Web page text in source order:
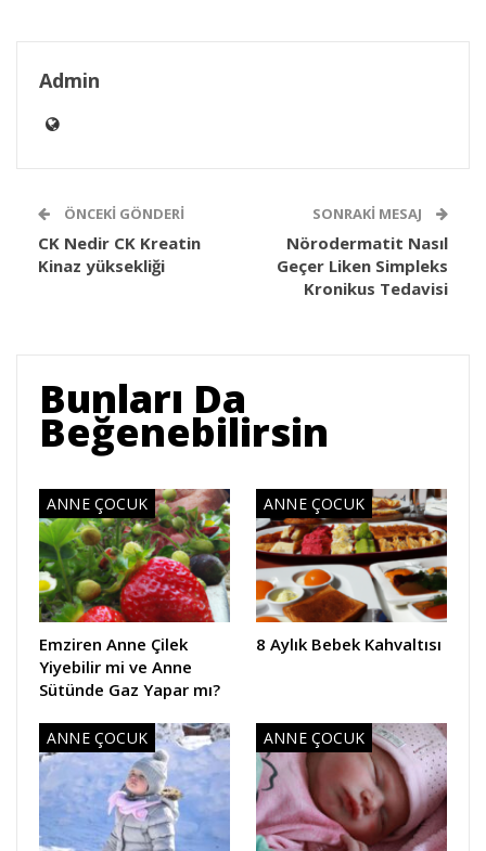
Admin
ÖNCEKI GÖNDERI
CK Nedir CK Kreatin
Kinaz yüksekliği
SONRAKI MESAJ
Nörodermatit Nasıl
Geçer Liken Simpleks
Kronikus Tedavisi
Bunları Da
Beğenebilirsin
ANNE ÇOCUK
Emziren Anne Çilek
Yiyebilir mi ve Anne
Sütünde Gaz Yapar mı?
ANNE ÇOCUK
8 Aylık Bebek Kahvaltısı
ANNE ÇOCUK ANNE ÇOCUK